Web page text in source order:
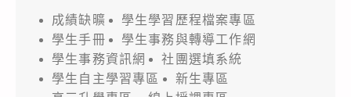
成績缺曠
學生學習歷程檔案專區
學生手冊
學生事務與轉導工作網
學生事務資訊網
社團選填系統
學生自主學習專區
新生專區